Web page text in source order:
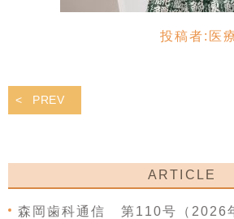
投稿者: 医
PREV
ARTICLE
森岡歯科通信 第110号（2026